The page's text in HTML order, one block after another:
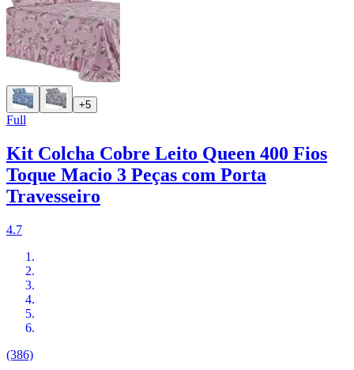
+5
Full
Kit Colcha Cobre Leito Queen 400 Fios
Toque Macio 3 Peças com Porta
Travesseiro
4.7
(386)